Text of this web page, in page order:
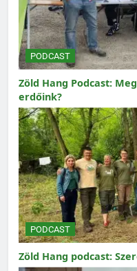
PODCAST
Zöld Hang Podcast:
erdőink?
PODCAST
Zöld Hang podcast: